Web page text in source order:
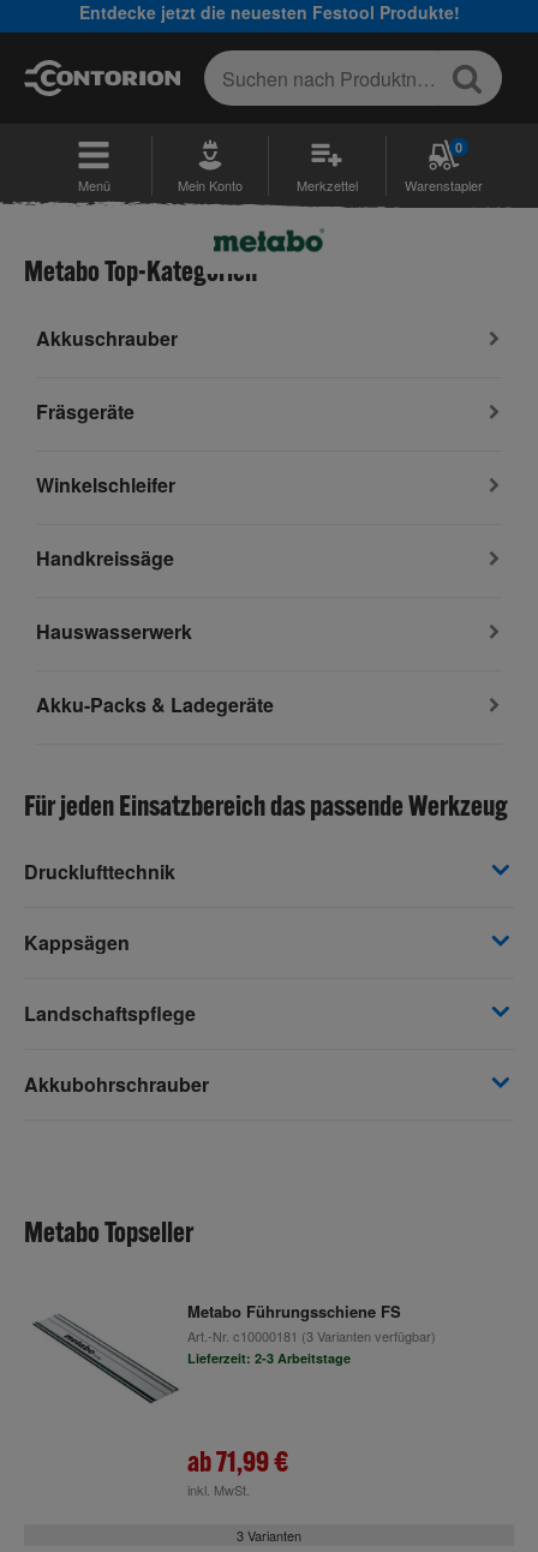
Entdecke jetzt die neuesten Festool Produkte!
Menü Mein Konto Merkzettel
0
Warenstapler
Metabo Top-Kategorien
Akkuschrauber
Fräsgeräte
Winkelschleifer
Handkreissäge
Hauswasserwerk
Akku-Packs & Ladegeräte
Für jeden Einsatzbereich das passende Werkzeug
Drucklufttechnik
Kappsägen
Landschaftspflege
Akkubohrschrauber
Metabo Topseller
Metabo Führungsschiene FS
Art.-Nr. c10000181 (3 Varianten verfügbar)
Lieferzeit: 2-3 Arbeitstage
ab71,99 €
inkl. MwSt.
3 Varianten